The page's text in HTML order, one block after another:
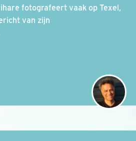
fotografeert vaak op Texel,
van zijn